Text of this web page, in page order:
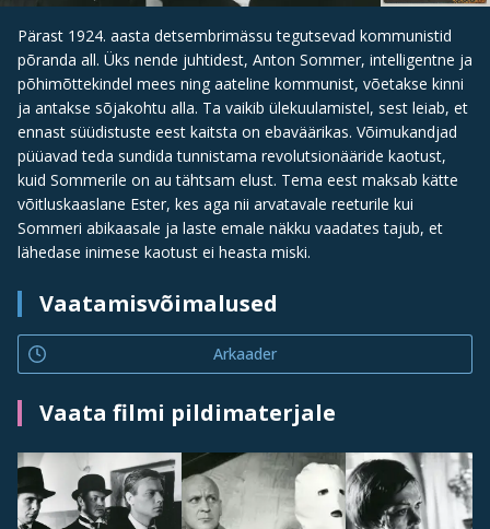
Pärast 1924. aasta detsembrimässu tegutsevad kommunistid
põranda all. Üks nende juhtidest, Anton Sommer, intelligentne ja
põhimõttekindel mees ning aateline kommunist, võetakse kinni
ja antakse sõjakohtu alla. Ta vaikib ülekuulamistel, sest leiab, et
ennast süüdistuste eest kaitsta on ebaväärikas. Võimukandjad
püüavad teda sundida tunnistama revolutsionääride kaotust,
kuid Sommerile on au tähtsam elust. Tema eest maksab kätte
võitluskaaslane Ester, kes aga nii arvatavale reeturile kui
Sommeri abikaasale ja laste emale näkku vaadates tajub, et
lähedase inimese kaotust ei heasta miski.
Vaatamisvõimalused
Arkaader
Vaata filmi pildimaterjale